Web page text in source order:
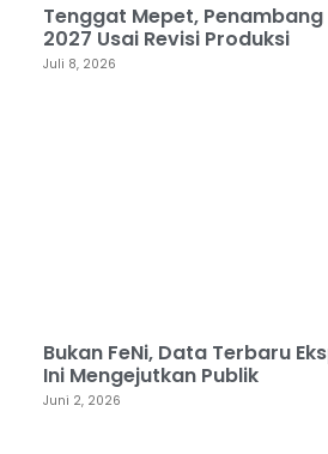
Tenggat Mepet, Penambang
2027 Usai Revisi Produksi
Juli 8, 2026
Bukan FeNi, Data Terbaru
Ini Mengejutkan Publik
Juni 2, 2026